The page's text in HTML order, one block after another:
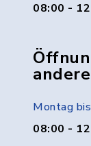
08:00 -
Montag
08:00 -